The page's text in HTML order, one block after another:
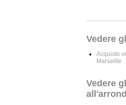
Vedere
Acquisto
Marseille
Vedere